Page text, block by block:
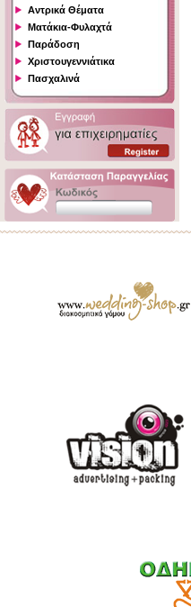
Αντρικά Θέματα
Ματάκια-Φυλαχτά
Παράδοση
Χριστουγεννιάτικα
Πασχαλινά